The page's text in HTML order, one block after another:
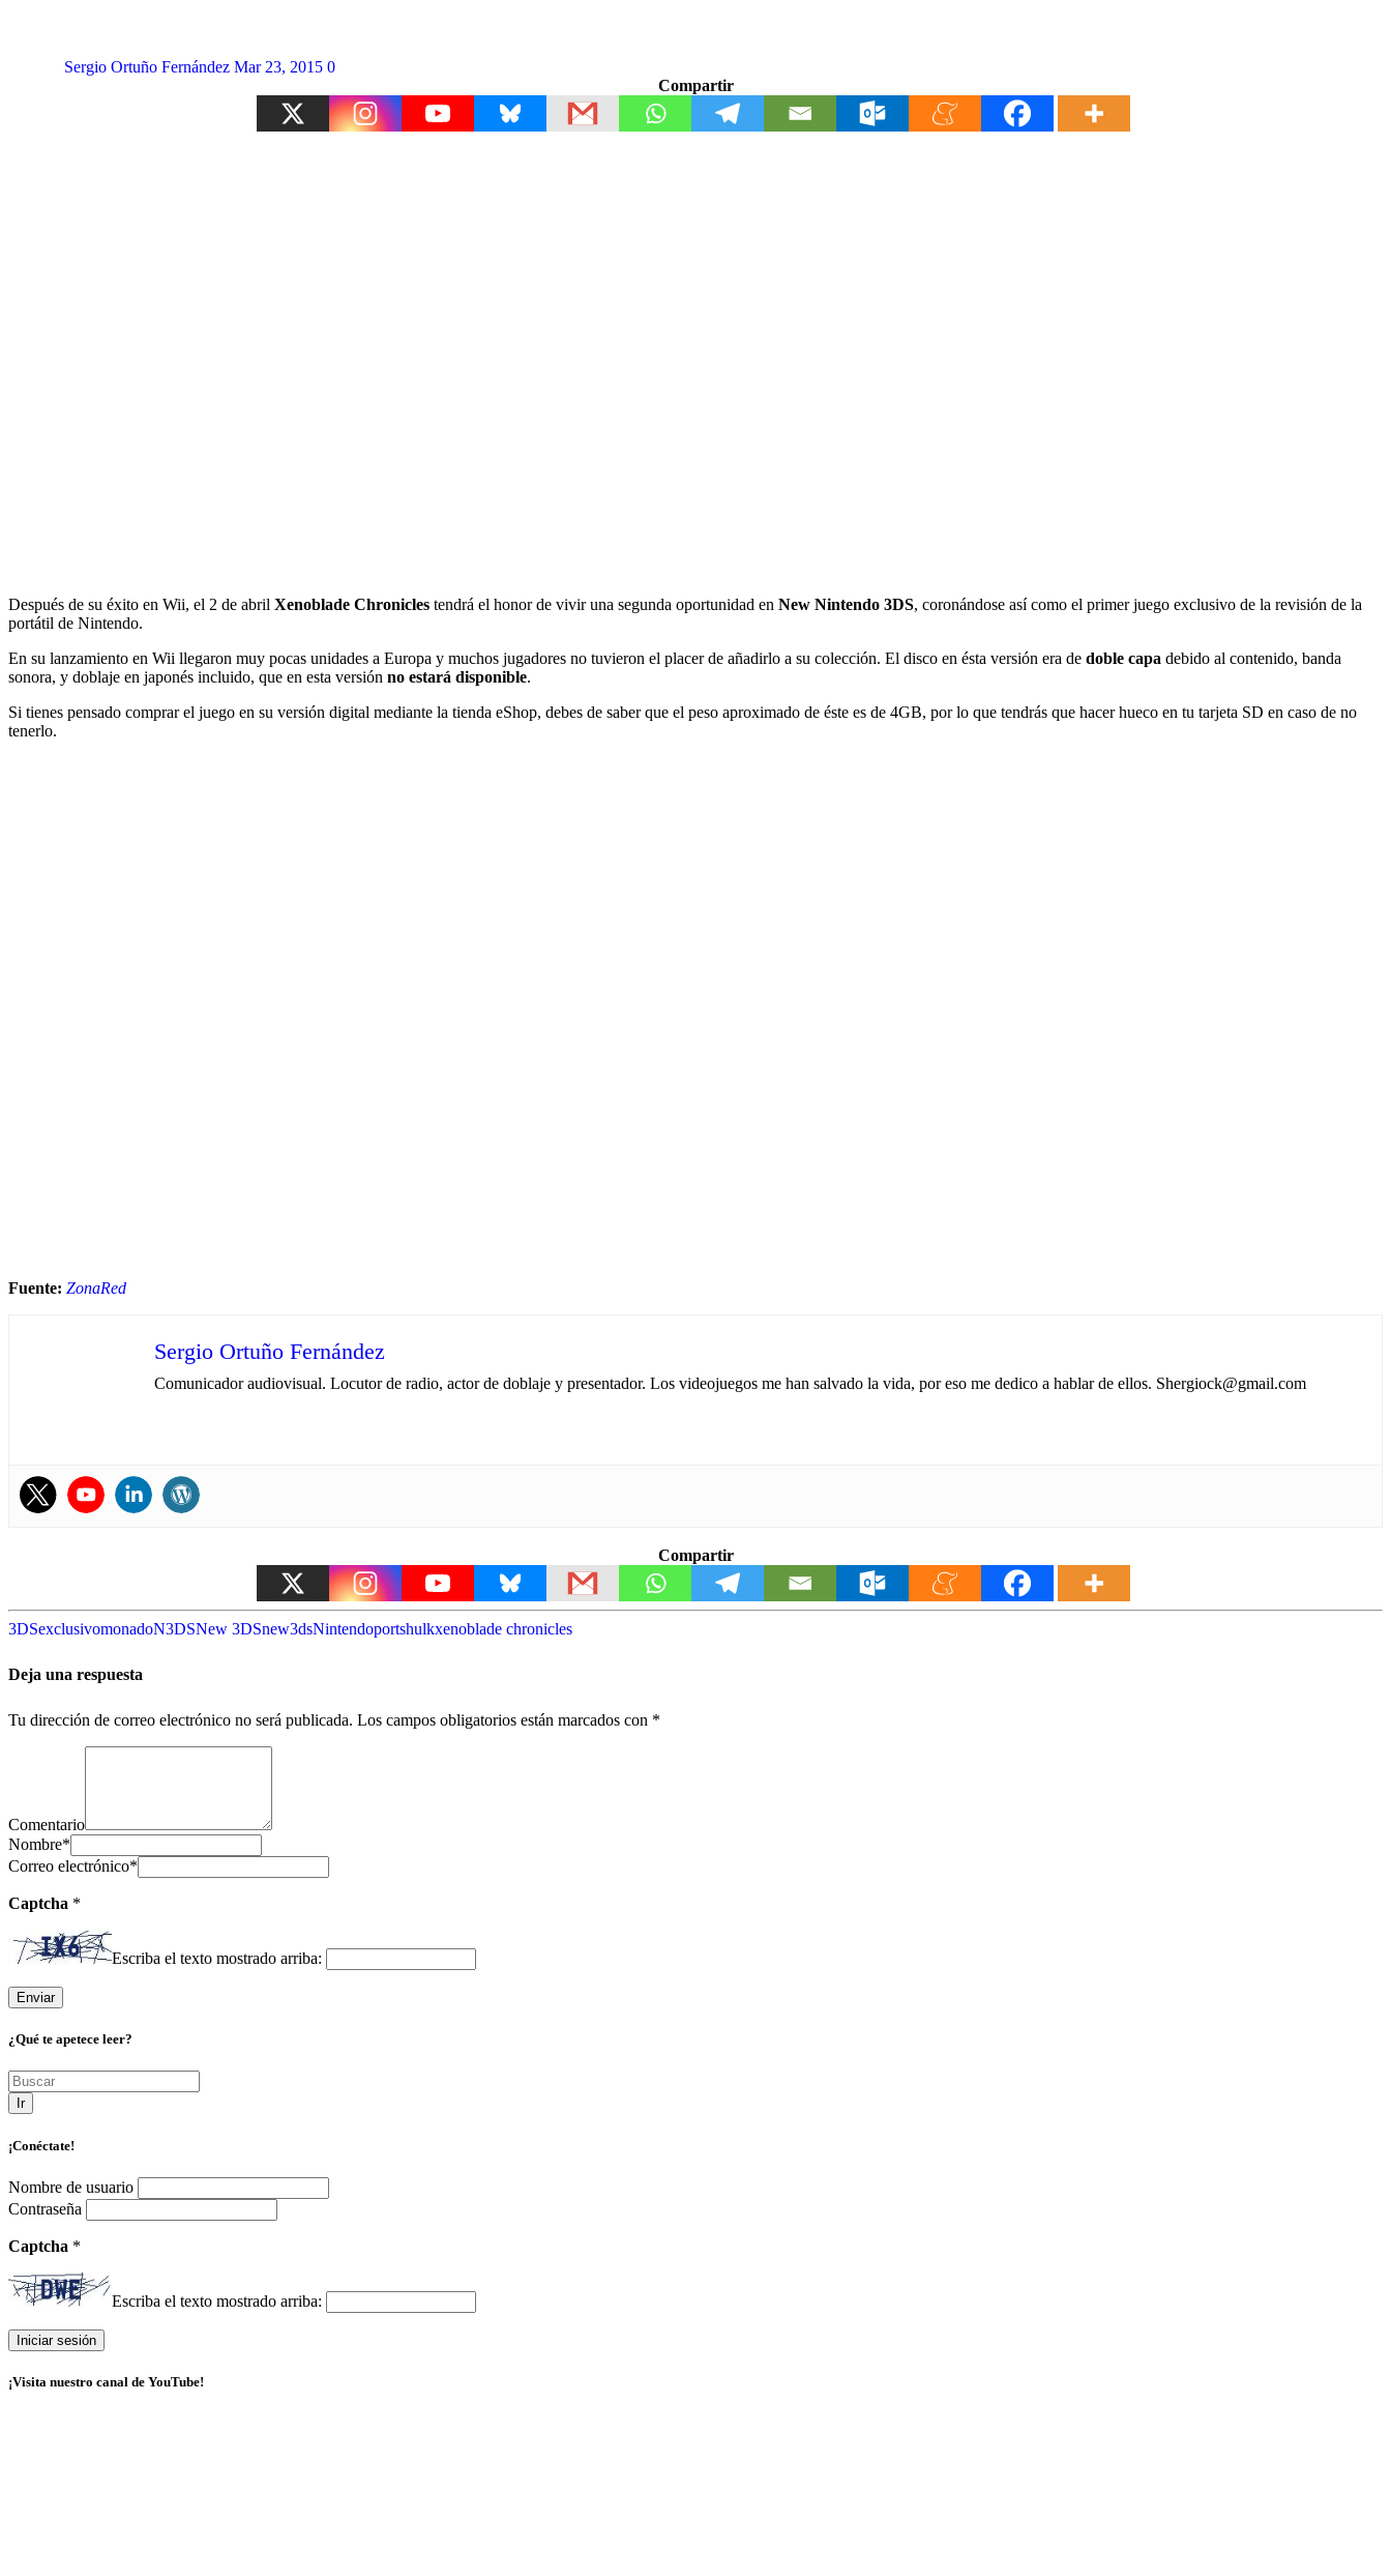
Sergio Ortuño Fernández Mar 23, 2015 0
Compartir
Después de su éxito en Wii, el 2 de abril Xenoblade Chronicles tendrá el honor de vivir una segunda oportunidad en New Nintendo 3DS, coronándose así como el primer juego exclusivo de la revisión de la
portátil de Nintendo.
En su lanzamiento en Wii llegaron muy pocas unidades a Europa y muchos jugadores no tuvieron el placer de añadirlo a su colección. El disco en ésta versión era de doble capa debido al contenido, banda
sonora, y doblaje en japonés incluido, que en esta versión no estará disponible.
Si tienes pensado comprar el juego en su versión digital mediante la tienda eShop, debes de saber que el peso aproximado de éste es de 4GB, por lo que tendrás que hacer hueco en tu tarjeta SD en caso de no
tenerlo.
Fuente: ZonaRed
Sergio Ortuño Fernández
Comunicador audiovisual. Locutor de radio, actor de doblaje y presentador. Los videojuegos me han salvado la vida, por eso me dedico a hablar de ellos. Shergiock@gmail.com
Compartir
3DSexclusivomonadoN3DSNew 3DSnew3dsNintendoportshulkxenoblade chronicles
Deja una respuesta
Tu dirección de correo electrónico no será publicada. Los campos obligatorios están marcados con *
Comentario
Nombre*
Correo electrónico*
Captcha *
Escriba el texto mostrado arriba:
¿Qué te apetece leer?
Ir
¡Conéctate!
Nombre de usuario
Contraseña
Captcha *
Escriba el texto mostrado arriba:
¡Visita nuestro canal de YouTube!